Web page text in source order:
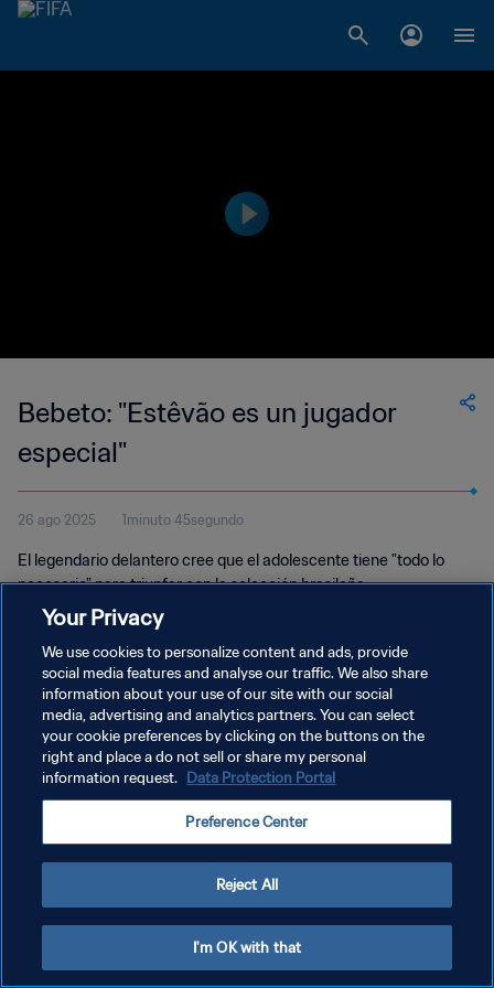
Bebeto: "Estêvão es un jugador
especial"
26 ago 2025 1minuto 45segundo
El legendario delantero cree que el adolescente tiene "todo lo
necesario" para triunfar con la selección brasileña.
POLÍTICA DE PRIVACIDAD
TÉRMINOS DE SERVICIO
AJUSTAR LA CONFIGURACIÓN DE LAS COOKIES
Your Privacy
We use cookies to personalize content and ads, provide
social media features and analyse our traffic. We also share
information about your use of our site with our social
media, advertising and analytics partners. You can select
your cookie preferences by clicking on the buttons on the
right and place a do not sell or share my personal
information request. Data Protection Portal
Preference Center
Reject All
I'm OK with that